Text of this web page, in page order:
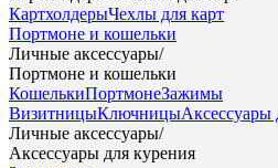
КартхолдерыЧехлы для карт
Портмоне и кошельки
Личные аксессуары/
Портмоне и кошельки
КошелькиПортмонеЗажимы
ВизитницыКлючницыАксессуары
Личные аксессуары/
Аксессуары для курения